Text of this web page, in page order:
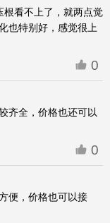
根看不上了，就两点觉
也特别好，感觉很上
0
齐全，价格也还可以
0
便，价格也可以接